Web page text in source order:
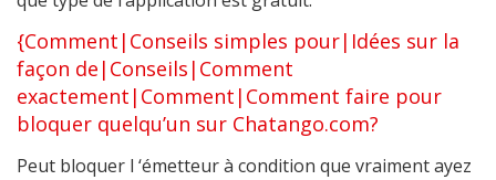
{Comment|Conseils simples pour|Idées sur la
façon de|Conseils|Comment
exactement|Comment|Comment faire pour
bloquer quelqu’un sur Chatango.com?
Peut bloquer l ‘émetteur à condition que vraiment ayez